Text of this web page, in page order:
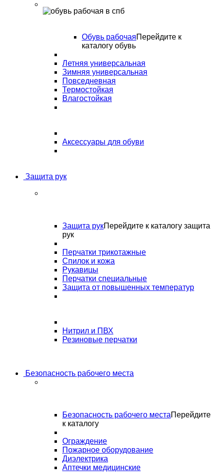
Обувь рабочаяПерейдите к
каталогу обувь
Летняя универсальная
Зимняя универсальная
Повседневная
Термостойкая
Влагостойкая
Аксессуары для обуви
Защита рук
Защита рукПерейдите к каталогу защита
рук
Перчатки трикотажные
Спилок и кожа
Рукавицы
Перчатки специальные
Защита от повышенных температур
Нитрил и ПВХ
Резиновые перчатки
Безопасность рабочего места
Безопасность рабочего местаПерейдите
к каталогу
Ограждение
Пожарное оборудование
Диэлектрика
Аптечки медицинские